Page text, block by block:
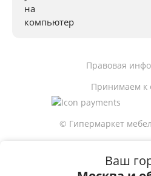
Ваш
© Гипермаркет
Принимаем к
Правовая